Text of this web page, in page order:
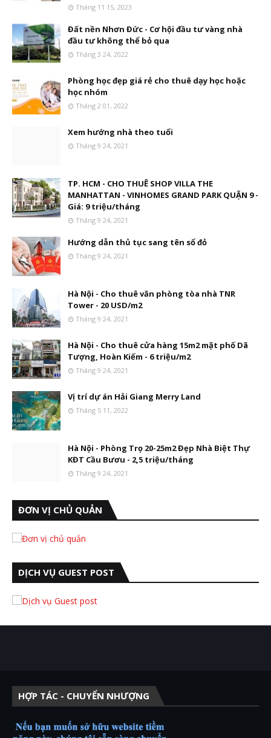
Tháng 11 15, 2023
Đất nền Nhơn Đức - Cơ hội đầu tư vàng nhà
đầu tư không thể bỏ qua
Tháng 3 24, 2022
Phòng học đẹp giá rẻ cho thuê dạy học hoặc
học nhóm
Tháng 2 01, 2022
Xem hướng nhà theo tuổi
Tháng 9 24, 2021
TP. HCM - CHO THUÊ SHOP VILLA THE
MANHATTAN - VINHOMES GRAND PARK QUẬN 9 -
Giá: 9 triệu/tháng
Tháng 9 24, 2021
Hướng dẫn thủ tục sang tên sổ đỏ
Tháng 9 24, 2021
Hà Nội - Cho thuê văn phòng tòa nhà TNR
Tower - 20 USD/m2
Tháng 9 24, 2021
Hà Nội - Cho thuê cửa hàng 15m2 mặt phố Dã
Tượng, Hoàn Kiếm - 6 triệu/m2
Tháng 9 24, 2021
Vị trí dự án Hải Giang Merry Land
Tháng 5 11, 2022
Hà Nội - Phòng Trọ 20-25m2 Đẹp Nhà Biệt Thự
KĐT Cầu Bươu - 2,5 triệu/tháng
Tháng 9 24, 2021
ĐƠN VỊ CHỦ QUẢN
DỊCH VỤ GUEST POST
HỢP TÁC - CHUYỂN NHƯỢNG